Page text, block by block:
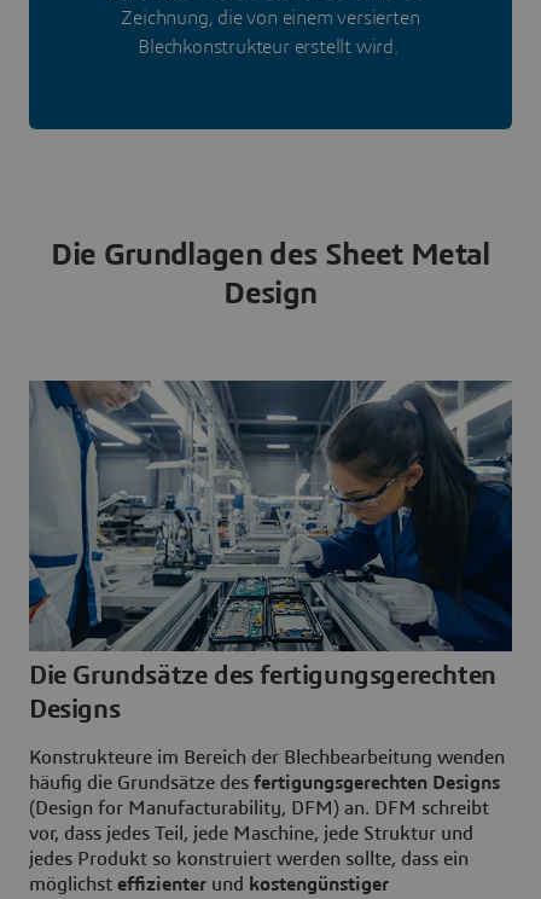
Zeichnung, die von einem versierten
Blechkonstrukteur erstellt wird.
Die Grundlagen des Sheet Metal
Design
Die Grundsätze des fertigungsgerechten
Designs
Konstrukteure im Bereich der Blechbearbeitung wenden
häufig die Grundsätze des fertigungsgerechten Designs
(Design for Manufacturability, DFM) an. DFM schreibt
vor, dass jedes Teil, jede Maschine, jede Struktur und
jedes Produkt so konstruiert werden sollte, dass ein
möglichst effizienter und kostengünstiger